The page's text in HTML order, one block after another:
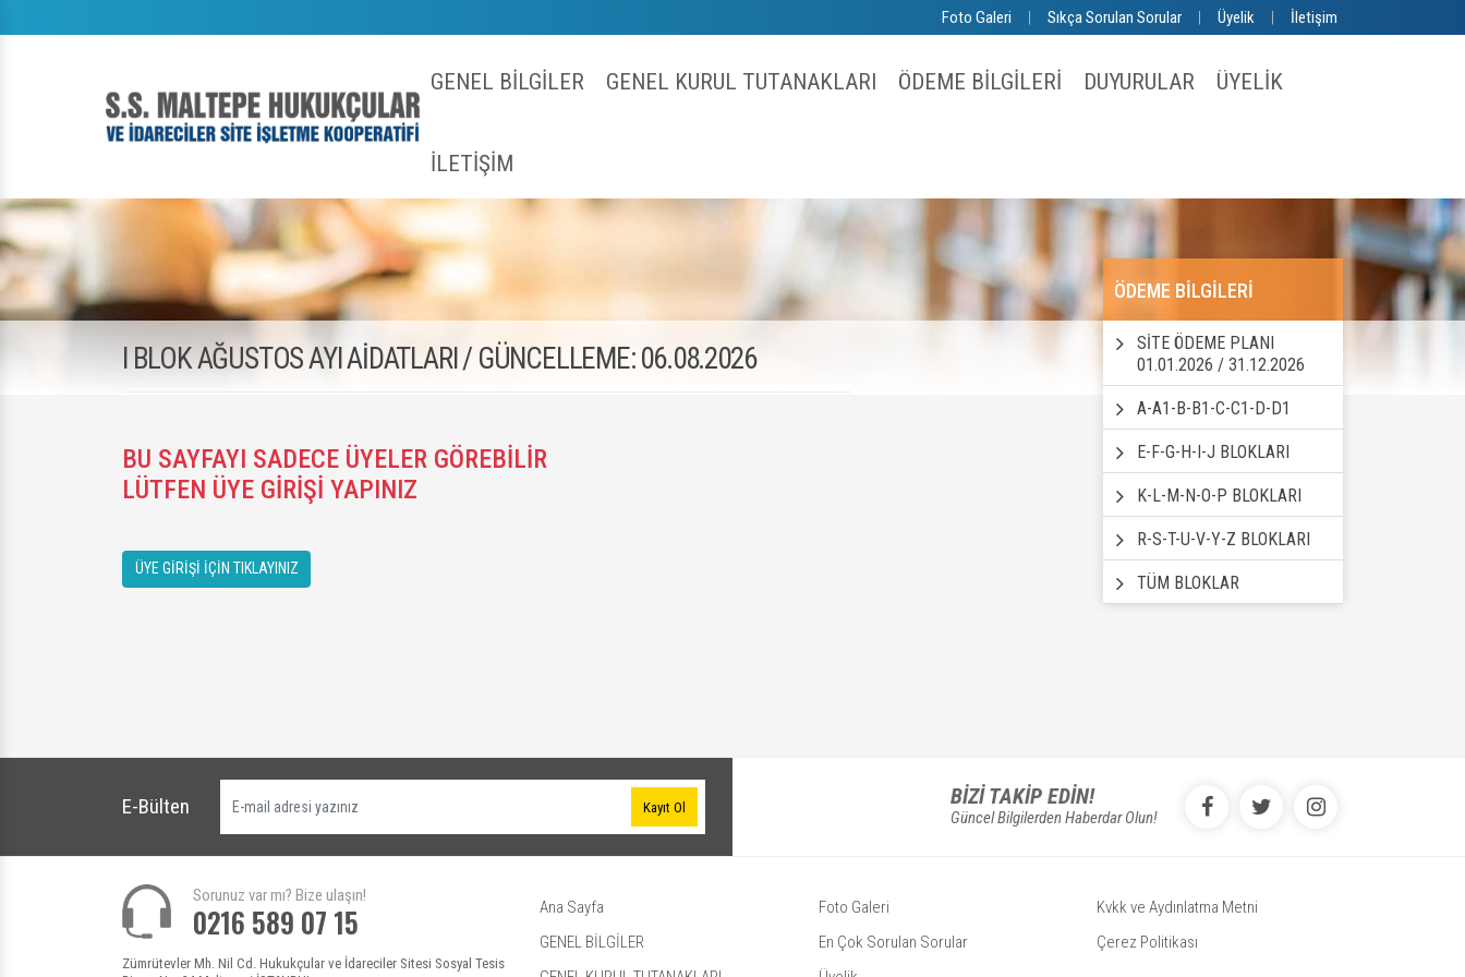
Foto Galeri | Sıkça Sorulan Sorular | Üyelik | İletişim
GENEL BİLGİLER GENEL KURUL TUTANAKLARI ÖDEME BİLGİLERİ DUYURULAR ÜYELİK
İLETİŞİM
I BLOK AĞUSTOS AYI AİDATLARI / GÜNCELLEME: 06.08.2026
BU SAYFAYI SADECE ÜYELER GÖREBİLİR
LÜTFEN ÜYE GİRİŞİ YAPINIZ
ÜYE GİRİŞİ İÇİN TIKLAYINIZ
ÖDEME BİLGİLERİ
SİTE ÖDEME PLANI
01.01.2026 / 31.12.2026
A-A1-B-B1-C-C1-D-D1
E-F-G-H-I-J BLOKLARI
K-L-M-N-O-P BLOKLARI
R-S-T-U-V-Y-Z BLOKLARI
TÜM BLOKLAR
E-Bülten Kayıt Ol BIZI TAKIP EDIN!
Güncel Bilgilerden Haberdar Olun!
Sorunuz var mı? Bize ulaşın!
0216 589 07 15
Zümrütevler Mh. Nil Cd. Hukukçular ve İdareciler Sitesi Sosyal Tesis
Ana Sayfa
GENEL BİLGİLER
Foto Galeri
En Çok Sorulan Sorular
Kvkk ve Aydınlatma Metni
Çerez Politikası